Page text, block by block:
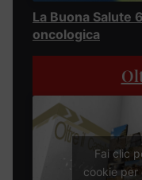
La Buona Salute
oncologica
Fai clic
cookie per